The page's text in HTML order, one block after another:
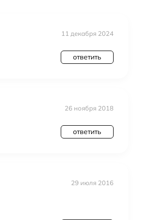
11 декабря 2024
ответить
26 ноября 2018
ответить
29 июля 2016